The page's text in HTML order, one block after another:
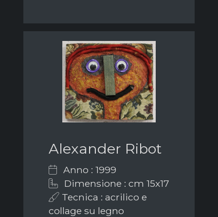
Alexander Ribot
Anno : 1999
Dimensione : cm 15x17
Tecnica : acrilico e
collage su legno